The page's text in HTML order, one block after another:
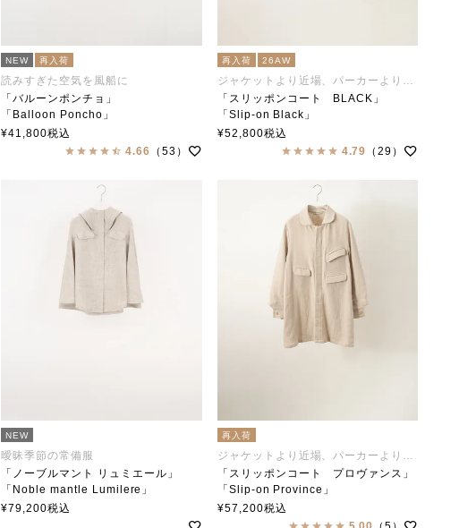
NEW 再入荷
読みすぎた空気を風船に
「バルーンポンチョ」
「Balloon Poncho」
soutiencollar（ステンカラー）
¥41,800税込
4.66 （53）
再入荷 26AW
ジャケットより近場、パーカーより遠出
「スリッポンコート BLACK」
「Slip-on Black」
soutiencollar（ステンカラー）
¥52,800税込
4.79 （29）
NEW
曖昧季節の常備服
「ノーブルマント リュミエール」
「Noble mantle Lumilere」
soutiencollar(ステンカラー)
¥79,200税込
再入荷
「スリッポンコート プロヴァンス」
「Slip-on Province」
soutiencollar（ステンカラー）
¥57,200税込